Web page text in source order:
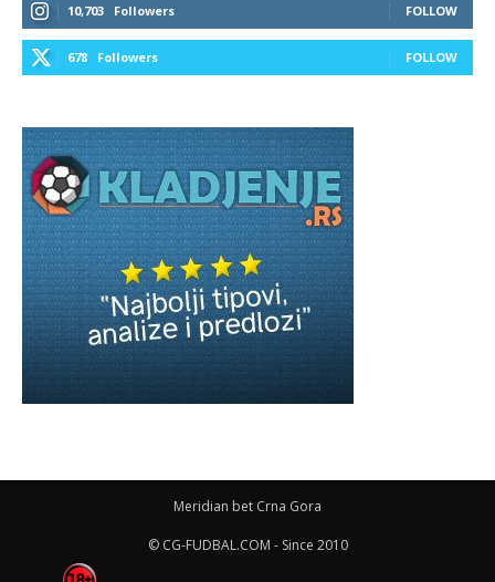
10,703 Followers FOLLOW
678 Followers FOLLOW
Meridian bet Crna Gora
© CG-FUDBAL.COM - Since 2010